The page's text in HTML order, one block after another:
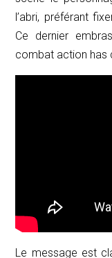
l’abri, préférant
Ce dernier
combat action has
Le message est